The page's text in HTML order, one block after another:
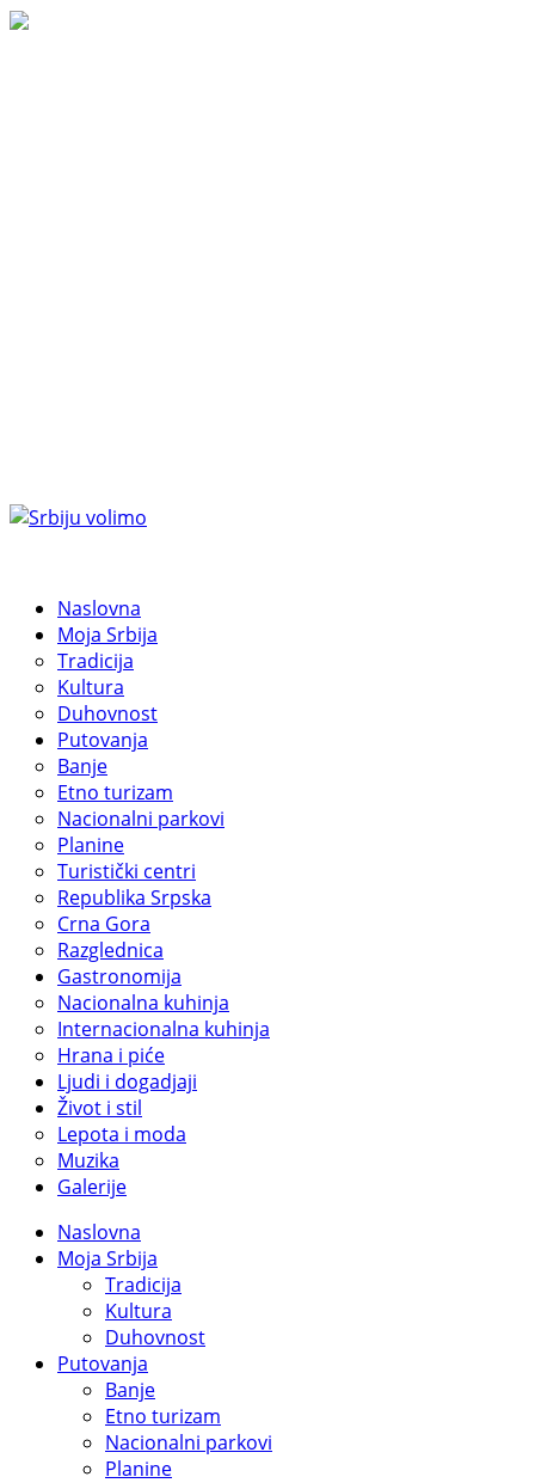
Naslovna
Moja Srbija
Tradicija
Kultura
Duhovnost
Putovanja
Banje
Etno turizam
Nacionalni parkovi
Planine
Turistički centri
Republika Srpska
Crna Gora
Razglednica
Gastronomija
Nacionalna kuhinja
Internacionalna kuhinja
Hrana i piće
Ljudi i dogadjaji
Život i stil
Lepota i moda
Muzika
Galerije
Naslovna
Moja Srbija
Tradicija
Kultura
Duhovnost
Putovanja
Banje
Etno turizam
Nacionalni parkovi
Planine